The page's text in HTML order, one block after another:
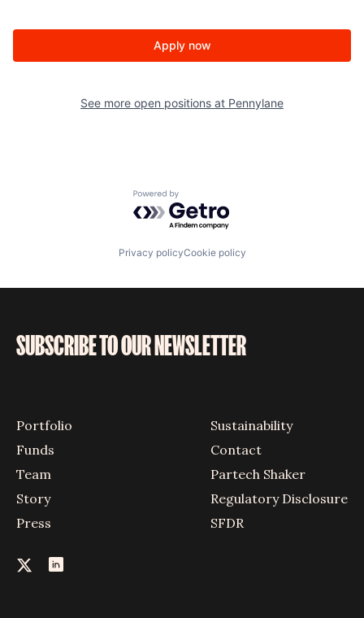
Apply now
See more open positions at Pennylane
Powered by Getro.com
Privacy policyCookie policy
SUBSCRIBE TO OUR NEWSLETTER
Portfolio
Funds
Team
Story
Press
Sustainability
Contact
Partech Shaker
Regulatory Disclosure
SFDR